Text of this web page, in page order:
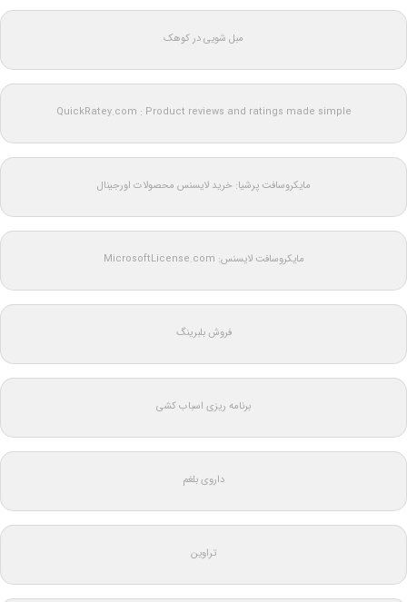
مبل شویی در کوهک
QuickRatey.com : Product reviews and ratings made simple
مایکروسافت پرشیا: خرید لایسنس محصولات اورجینال
مایکروسافت لایسنس: MicrosoftLicense.com
فروش بلبرینگ
برنامه ریزی اسباب کشی
داروی بلغم
تراوین